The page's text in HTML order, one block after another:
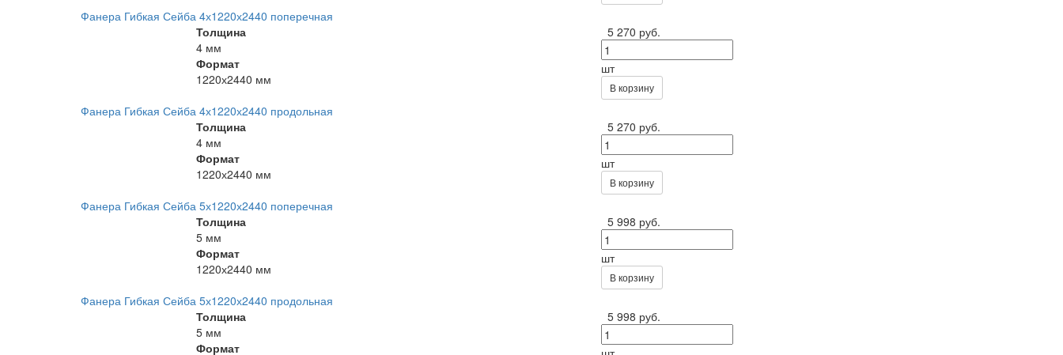
Фанера Гибкая Сейба 4х1220х2440 поперечная
Толщина
4 мм
Формат
1220х2440 мм
5 270 руб.
шт
В корзину
Фанера Гибкая Сейба 4х1220х2440 продольная
Толщина
4 мм
Формат
1220х2440 мм
5 270 руб.
шт
В корзину
Фанера Гибкая Сейба 5х1220х2440 поперечная
Толщина
5 мм
Формат
1220х2440 мм
5 998 руб.
шт
В корзину
Фанера Гибкая Сейба 5х1220х2440 продольная
Толщина
5 мм
Формат
5 998 руб.